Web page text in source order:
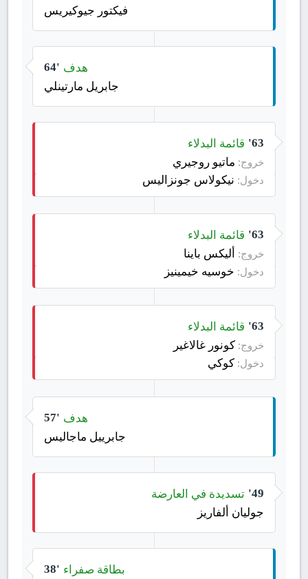
فيكتور جيوكيريس
64' هدف
جابريل مارتينلي
63' قائمة البدلاء
خروج: ماتيو روجيري
دخول: نيكولاس جونزاليس
63' قائمة البدلاء
خروج: أليكس باينا
دخول: خوسيه خيمينيز
63' قائمة البدلاء
خروج: كونور غالاغير
دخول: كوكي
57' هدف
جابرييل ماجاليس
49' تسديدة في العارضة
جوليان ألفاريز
38' بطاقة صفراء